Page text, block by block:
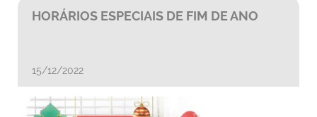
HORÁRIOS ESPECIAIS DE FIM DE ANO
15/12/2022